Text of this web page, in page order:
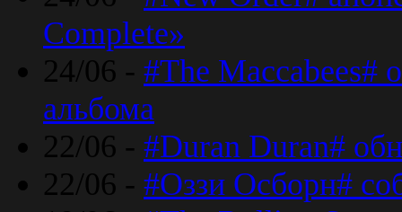
Complete»
24/06 - #The Maccabees#
альбома
22/06 - #Duran Duran#
22/06 - #Оззи Осборн#